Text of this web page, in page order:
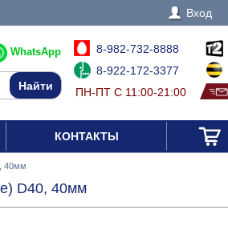
Вход
WhatsApp
8-982-732-8888
8-922-172-3377
ПН-ПТ С 11:00-21:00
КОНТАКТЫ
40мм
D40, 40мм